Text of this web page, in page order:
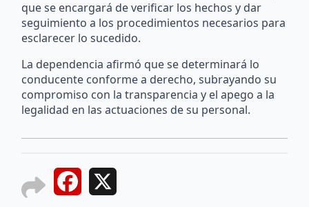
que se encargará de verificar los hechos y dar
seguimiento a los procedimientos necesarios para
esclarecer lo sucedido.
La dependencia afirmó que se determinará lo
conducente conforme a derecho, subrayando su
compromiso con la transparencia y el apego a la
legalidad en las actuaciones de su personal.
Facebook